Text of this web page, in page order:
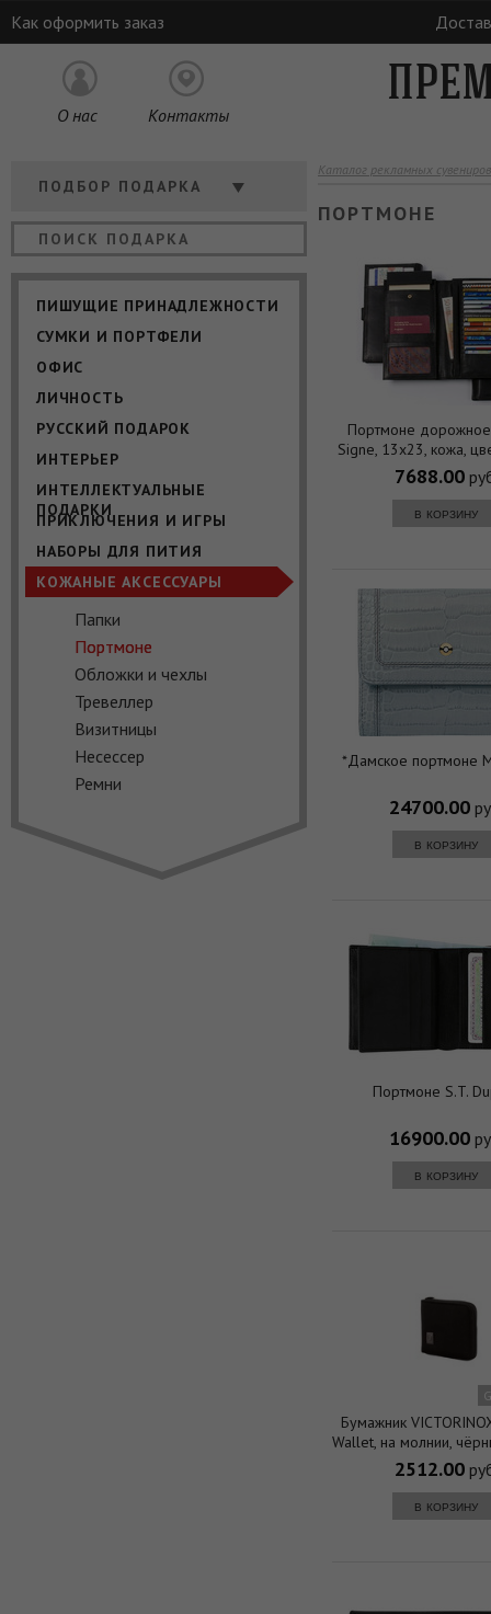
Как оформить заказ
О нас Контакты
ПОДБОР ПОДАРКА Кому
Отрасль Цена
ПИШУЩИЕ ПРИНАДЛЕЖНОСТИ
СУМКИ И ПОРТФЕЛИ
ОФИС
ЛИЧНОСТЬ
РУССКИЙ ПОДАРОК
ИНТЕРЬЕР
ИНТЕЛЛЕКТУАЛЬНЫЕ
ПОДАРКИ
ПРИКЛЮЧЕНИЯ И ИГРЫ
НАБОРЫ ДЛЯ ПИТИЯ
КОЖАНЫЕ АКСЕССУАРЫ
Папки
Портмоне
Обложки и чехлы
Тревеллер
Визитницы
Несессер
Ремни
Каталог рекламных сувениров
ПОРТМОНЕ
Портмоне
Signe, 13х23, кожа,
7688.00
в корзину
*Дамское портмоне
24700.00
в корзину
Портмоне S.T.
16900.00
в корзину
Бумажник
Wallet, на молнии,
800D,
2512.00
в корзину